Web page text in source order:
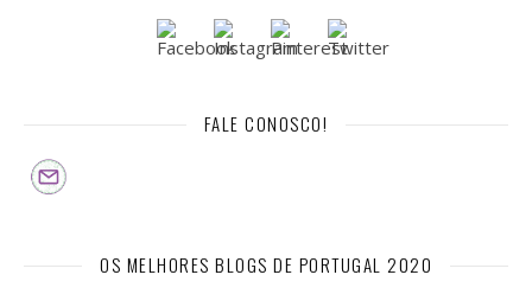
FALE CONOSCO!
OS MELHORES BLOGS DE PORTUGAL 2020